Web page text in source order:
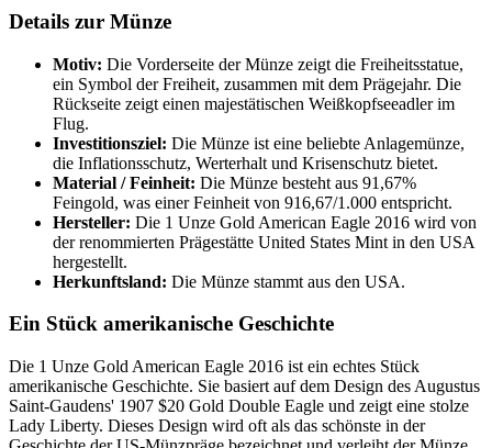
Details zur Münze
Motiv: Die Vorderseite der Münze zeigt die Freiheitsstatue,
ein Symbol der Freiheit, zusammen mit dem Prägejahr. Die
Rückseite zeigt einen majestätischen Weißkopfseeadler im
Flug.
Investitionsziel: Die Münze ist eine beliebte Anlagemünze,
die Inflationsschutz, Werterhalt und Krisenschutz bietet.
Material / Feinheit: Die Münze besteht aus 91,67%
Feingold, was einer Feinheit von 916,67/1.000 entspricht.
Hersteller: Die 1 Unze Gold American Eagle 2016 wird von
der renommierten Prägestätte United States Mint in den USA
hergestellt.
Herkunftsland: Die Münze stammt aus den USA.
Ein Stück amerikanische Geschichte
Die 1 Unze Gold American Eagle 2016 ist ein echtes Stück
amerikanische Geschichte. Sie basiert auf dem Design des Augustus
Saint-Gaudens' 1907 $20 Gold Double Eagle und zeigt eine stolze
Lady Liberty. Dieses Design wird oft als das schönste in der